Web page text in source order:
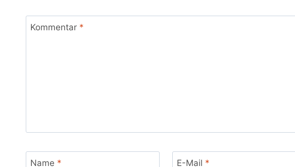
Kommentar *
Name * E-Mail *